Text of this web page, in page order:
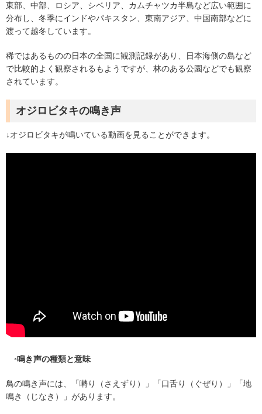
東部、中部、ロシア、シベリア、カムチャツカ半島など広い範囲に
分布し、冬季にインドやパキスタン、東南アジア、中国南部などに
渡って越冬しています。
稀ではあるものの日本の全国に観測記録があり、日本海側の島など
で比較的よく観察されるもようですが、林のある公園などでも観察
されています。
オジロビタキの鳴き声
↓オジロビタキが鳴いている動画を見ることができます。
◦鳴き声の種類と意味
鳥の鳴き声には、「囀り（さえずり）」「口舌り（ぐぜり）」「地
鳴き（じなき）」があります。